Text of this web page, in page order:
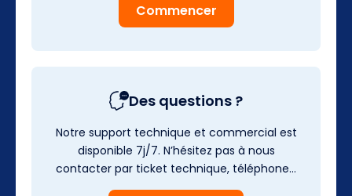
Commencer
Des questions ?
Notre support technique et commercial est
disponible 7j/7. N’hésitez pas à nous
contacter par ticket technique, téléphone…